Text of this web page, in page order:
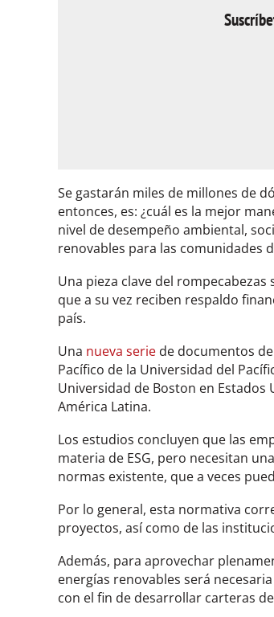
Se gastarán miles de millones de
entonces, es: ¿cuál es la mejor
nivel de desempeño ambiental,
renovables para las comunidades
Una pieza clave del
que a su vez reciben respaldo
país.
Una nueva serie de documentos
Pacífico de la Universidad del
Universidad de Boston en
América Latina.
Los estudios concluyen que las
materia de ESG, pero necesitan
normas existente, que a veces
Por lo general, esta normativa
proyectos, así como de las
Además, para aprovechar
energías renovables será
con el fin de desarrollar carteras